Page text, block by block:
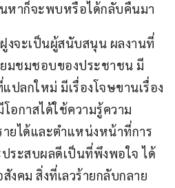
หาก็จะพบหรือได้กลับคืนมา
งจะเป็นผู้สนับสนุน ผลงานที่
มชมชอบของประชาชน มี
ปลกใหม่ มีเรื่องโจษขานเรื่อง
อกาสได้ใช้ความรู้ความ
ายได้และตำแหน่งหน้าที่การ
ระสบผลดีเป็นที่พึงพอใจ ได้
งคม สิ่งที่เลวร้ายกลับกลาย